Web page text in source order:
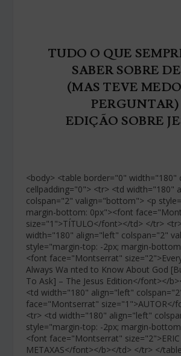
TUDO O QUE
SABER SOBRE
(MAS TEVE
PERGUNTAR)
EDIÇÃO SOBRE
<body> <table border="0" width="180"
cellpadding="0"> <tr> <td width="180"
colspan="2" valign="bottom"> <p
margin-bottom: 0px"><font
size="1">TÍTULO</font></td> </tr>
width="180" align="left" colspan="2"
style="margin-top: -2px; margin-
<font face="Montserrat"
Always Wa nted to Know About God
To Ask] – The Jesus Edition</font></
<td width="180" align="left"
face="Montserrat" size="1">AUTOR</
<tr> <td width="180" align="left"
style="margin-top: -2px; margin-
<font face="Montserrat" size="2">ERIC
METAXAS</font></b></td> </tr> </